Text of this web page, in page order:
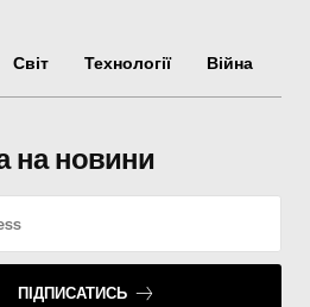
Світ Технології Війна
на новини
ПІДПИСАТИСЬ